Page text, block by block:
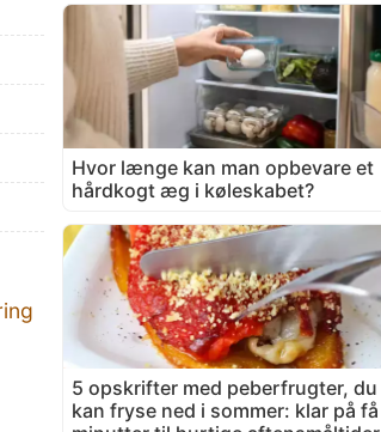
Hvor længe kan man opbevare et
hårdkogt æg i køleskabet?
5 opskrifter med peberfrugter, du
kan fryse ned i sommer: klar på få